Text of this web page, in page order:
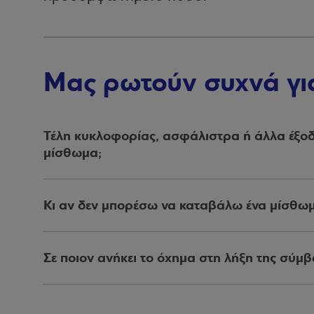
Μας ρωτούν συχνά
Τέλη κυκλοφορίας, ασφάλιστρα ή άλλα
μίσθωμα;
Όχι. Το μίσθωμα που καταβάλλετε
Όλα τα άλλα έξοδα χρήσης του
Κι αν δεν μπορέσω να καταβάλω ένα
Χρεώνεστε με τόκους υπερημερίας για
Σε ποιον ανήκει το όχημα στη λήξη της
Σε εσάς, εφόσον καταβάλετε ένα